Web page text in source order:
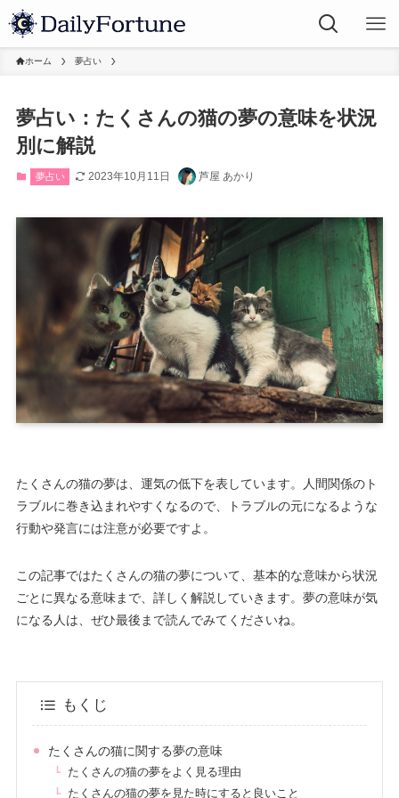
ホーム 夢占い
夢占い：たくさんの猫の夢の意味を状況
別に解説
夢占い 2023年10月11日 芦屋 あかり
たくさんの猫の夢は、運気の低下を表しています。人間関係のト
ラブルに巻き込まれやすくなるので、トラブルの元になるような
行動や発言には注意が必要ですよ。
この記事ではたくさんの猫の夢について、基本的な意味から状況
ごとに異なる意味まで、詳しく解説していきます。夢の意味が気
になる人は、ぜひ最後まで読んでみてくださいね。
もくじ
たくさんの猫に関する夢の意味
たくさんの猫の夢をよく見る理由
たくさんの猫の夢を見た時にすると良いこと